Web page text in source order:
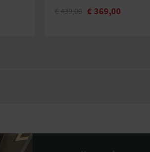
€ 439,00 € 369,00